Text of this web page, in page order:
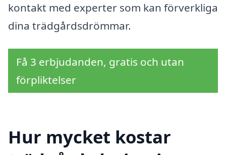
kontakt med experter som kan förverkliga
dina trädgårdsdrömmar.
Få 3 erbjudanden, gratis och utan
förpliktelser
Hur mycket kostar